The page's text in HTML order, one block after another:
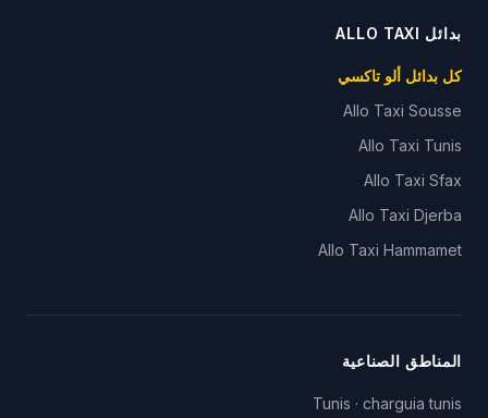
بدائل ALLO TAXI
كل بدائل ألو تاكسي
Allo Taxi Sousse
Allo Taxi Tunis
Allo Taxi Sfax
Allo Taxi Djerba
Allo Taxi Hammamet
المناطق الصناعية
Tunis · charguia tunis